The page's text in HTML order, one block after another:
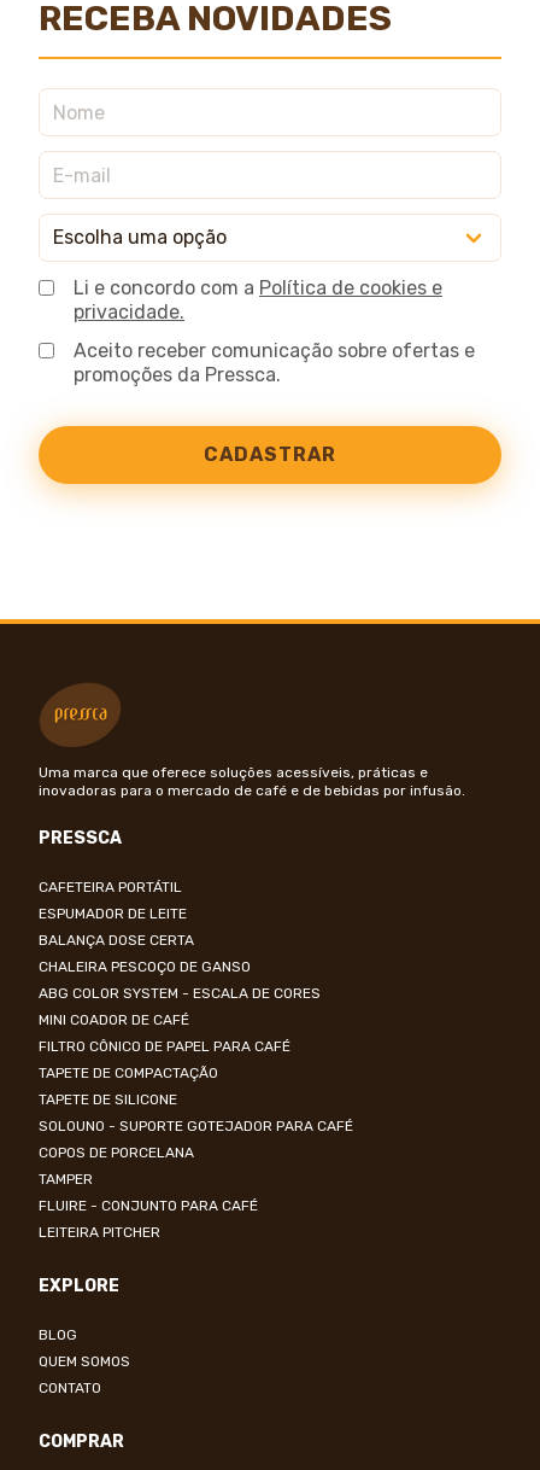
RECEBA NOVIDADES
Li e concordo com a Política de cookies e
privacidade.
Aceito receber comunicação sobre ofertas e
promoções da Pressca.
CADASTRAR
Uma marca que oferece soluções acessíveis, práticas e
inovadoras para o mercado de café e de bebidas por infusão.
PRESSCA
CAFETEIRA PORTÁTIL
ESPUMADOR DE LEITE
BALANÇA DOSE CERTA
CHALEIRA PESCOÇO DE GANSO
ABG COLOR SYSTEM - ESCALA DE CORES
MINI COADOR DE CAFÉ
FILTRO CÔNICO DE PAPEL PARA CAFÉ
TAPETE DE COMPACTAÇÃO
TAPETE DE SILICONE
SOLOUNO - SUPORTE GOTEJADOR PARA CAFÉ
COPOS DE PORCELANA
TAMPER
FLUIRE - CONJUNTO PARA CAFÉ
LEITEIRA PITCHER
EXPLORE
BLOG
QUEM SOMOS
CONTATO
COMPRAR